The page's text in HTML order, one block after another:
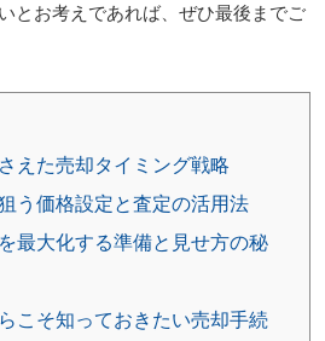
とお考えであれば、ぜひ最後までご
えた売却タイミング戦略
う価格設定と査定の活用法
最大化する準備と見せ方の秘
こそ知っておきたい売却手続